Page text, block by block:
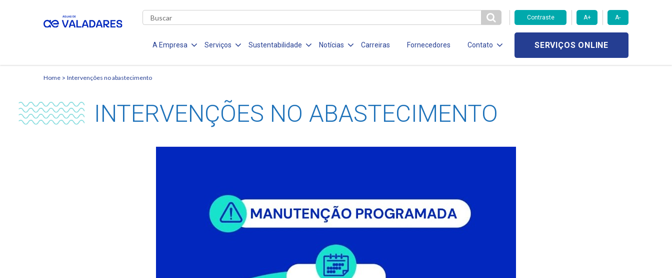
Contraste A+ A-
A Empresa Serviços Sustentabilidade Notícias Carreiras Fornecedores Contato SERVIÇOS ONLINE
Home Intervenções no abastecimento
INTERVENÇÕES NO ABASTECIMENTO